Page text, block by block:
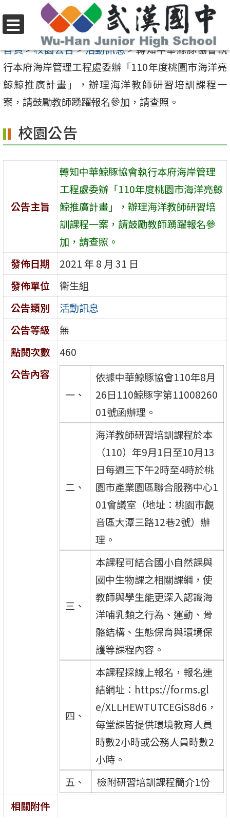
至
要
內
容
選
單
首頁>校園公告>活動訊息>轉知中華鯨豚協會執
行本府海岸管理工程處委辦「110年度桃園市海洋亮
鯨鯨推廣計畫」，辦理海洋教師研習培訓課程一
案，請鼓勵教師踴躍報名參加，請查照。
校園公告
公告主旨
轉知中華鯨豚協會執行本府海岸管理
工程處委辦「110年度桃園市海洋亮鯨
鯨推廣計畫」，辦理海洋教師研習培
訓課程一案，請鼓勵教師踴躍報名參
加，請查照。
發佈日期
2021 年 8 月 31 日
發佈單位
衛生組
公告類別
活動訊息
公告等級
無
點閱次數
460
公告內容
一、
依據中華鯨豚協會110年8月
26日110鯨豚字第11008260
01號函辦理。
二、
海洋教師研習培訓課程於本
（110）年9月1日至10月13
日每週三下午2時至4時於桃
園市產業園區聯合服務中心1
01會議室（地址：桃園市觀
音區大潭三路12巷2號）辦
理。
三、
本課程可結合國小自然課與
國中生物課之相關課綱，使
教師與學生能更深入認識海
洋哺乳類之行為、運動、骨
骼結構、生態保育與環境保
護等課程內容。
四、
本課程採線上報名，報名連
結網址：https://forms.gl
e/XLLHEWTUTCEGiS8d6，
每堂課皆提供環境教育人員
時數2小時或公務人員時數2
小時。
五、
檢附研習培訓課程簡介1份
相關附件